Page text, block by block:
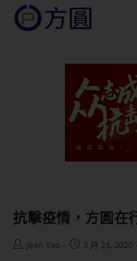
抗擊疫情，方圓在
Jean Yao 3 月 23, 2020